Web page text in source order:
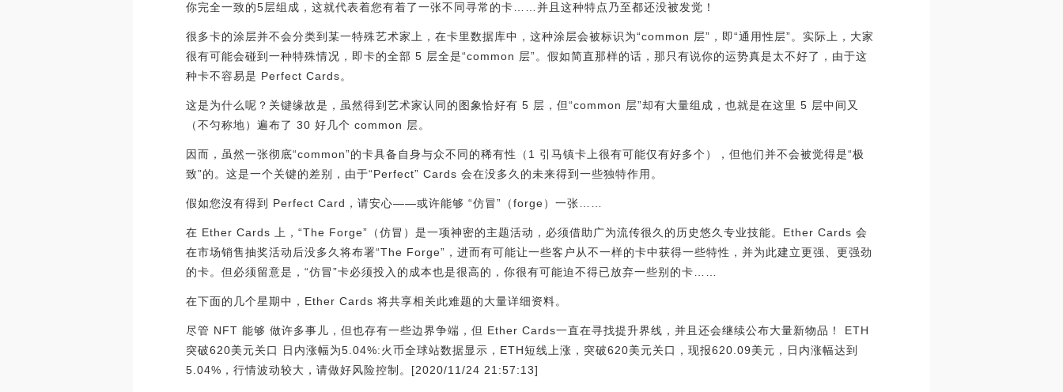
你完全一致的5层组成，这就代表着您有着了一张不同寻常的卡……并且这种特点乃至都还没被发觉！
很多卡的涂层并不会分类到某一特殊艺术家上，在卡里数据库中，这种涂层会被标识为“common 层”，即“通用性层”。实际上，大家
很有可能会碰到一种特殊情况，即卡的全部 5 层全是“common 层”。假如简直那样的话，那只有说你的运势真是太不好了，由于这
种卡不容易是 Perfect Cards。
这是为什么呢？关键缘故是，虽然得到艺术家认同的图象恰好有 5 层，但“common 层”却有大量组成，也就是在这里 5 层中间又
（不匀称地）遍布了 30 好几个 common 层。
因而，虽然一张彻底“common”的卡具备自身与众不同的稀有性（1 引马镇卡上很有可能仅有好多个），但他们并不会被觉得是“极
致”的。这是一个关键的差别，由于“Perfect” Cards 会在没多久的未来得到一些独特作用。
假如您沒有得到 Perfect Card，请安心——或许能够 “仿冒”（forge）一张……
在 Ether Cards 上，“The Forge”（仿冒）是一项神密的主题活动，必须借助广为流传很久的历史悠久专业技能。Ether Cards 会
在市场销售抽奖活动后没多久将布署“The Forge”，进而有可能让一些客户从不一样的卡中获得一些特性，并为此建立更强、更强劲
的卡。但必须留意是，“仿冒”卡必须投入的成本也是很高的，你很有可能迫不得已放弃一些别的卡……
在下面的几个星期中，Ether Cards 将共享相关此难题的大量详细资料。
尽管 NFT 能够 做许多事儿，但也存有一些边界争端，但 Ether Cards一直在寻找提升界线，并且还会继续公布大量新物品！ ETH
突破620美元关口 日内涨幅为5.04%:火币全球站数据显示，ETH短线上涨，突破620美元关口，现报620.09美元，日内涨幅达到
5.04%，行情波动较大，请做好风险控制。[2020/11/24 21:57:13]